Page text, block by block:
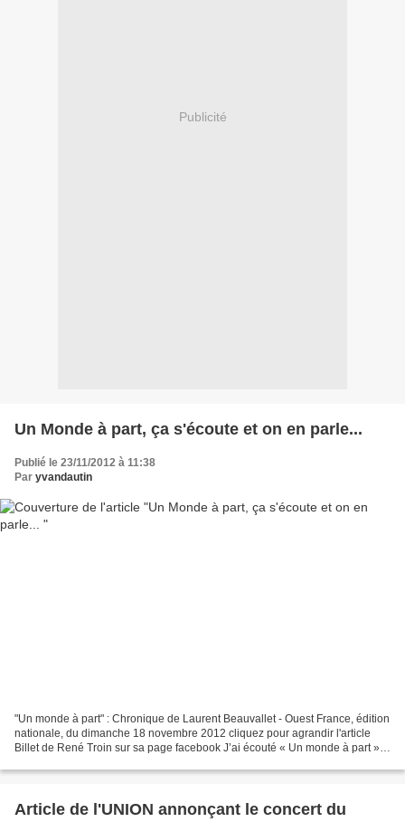
Publicité
Un Monde à part, ça s'écoute et on en parle...
Publié le 23/11/2012 à 11:38
Par yvandautin
"Un monde à part" : Chronique de Laurent Beauvallet - Ouest France, édition
nationale, du dimanche 18 novembre 2012 cliquez pour agrandir l'article
Billet de René Troin sur sa page facebook J’ai écouté « Un monde à part »,
Article de l'UNION annonçant le concert du